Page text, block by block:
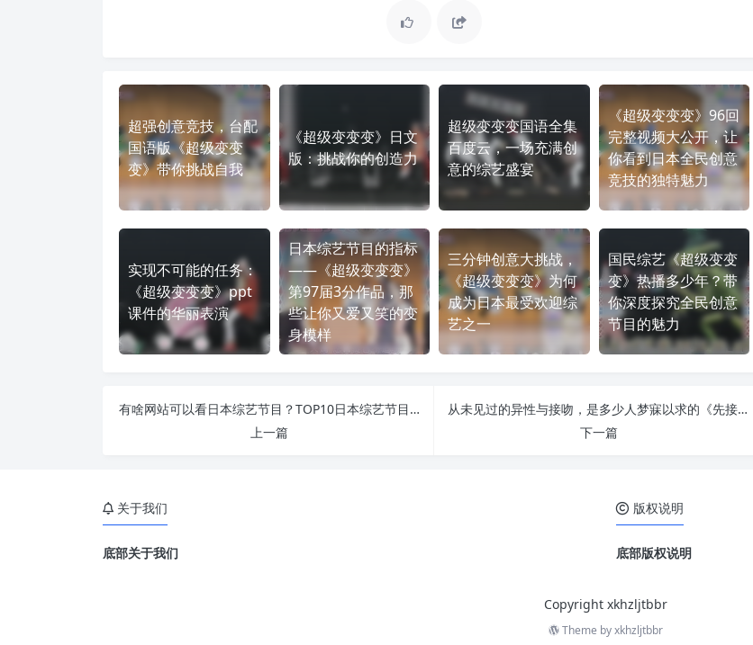
超强创意竞技，台配
国语版《超级变变
变》带你挑战自我
《超级变变变》日文
版：挑战你的创造力
超级变变变国语全集
百度云，一场充满创
意的综艺盛宴
《超级变变变》96回
完整视频大公开，让
你看到日本全民创意
竞技的独特魅力
实现不可能的任务：
《超级变变变》ppt
课件的华丽表演
日本综艺节目的指标
——《超级变变变》
第97届3分作品，那
些让你又爱又笑的变
身模样
三分钟创意大挑战，
《超级变变变》为何
成为日本最受欢迎综
艺之一
国民综艺《超级变变
变》热播多少年？带
你深度探究全民创意
节目的魅力
有啥网站可以看日本综艺节目？TOP10日本综艺节目推荐
上一篇
从未见过的异性与接吻，是多少人梦寐以求的《先接吻后恋爱》
下一篇
关于我们
底部关于我们
版权说明
底部版权说明
Copyright xkhzljtbbr
Theme byxkhzljtbbr